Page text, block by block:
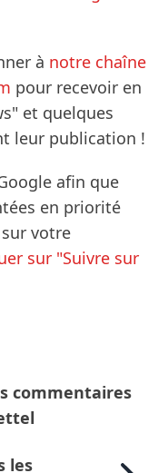
à notre chaîne
pour recevoir en
et quelques
leur publication !
afin que
en priorité
votre
sur "Suivre sur
commentaires
les